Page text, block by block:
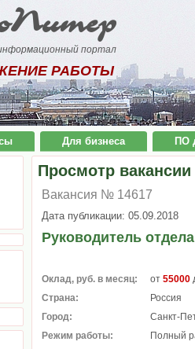
портал
РАБОТЫ
Для бизнеса ПО
Просмотр вакансии
Вакансия № 14617
Дата публикации: 05.09.2018
Руководитель
Оклад, руб. в месяц: от 55000
Страна:
Россия
Город:
Санкт-
Режим работы:
Полный